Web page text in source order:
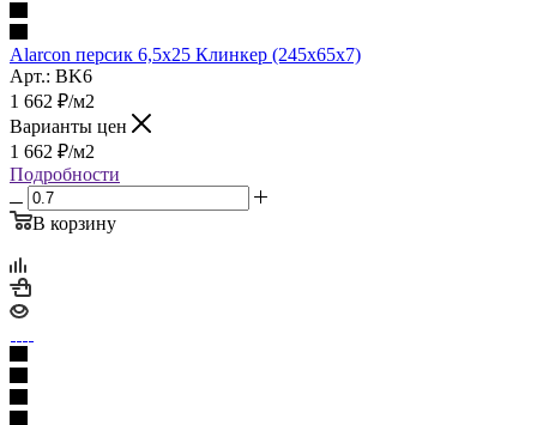
Alarcon персик 6,5х25 Клинкер (245x65x7)
Арт.: BK6
1 662 ₽/м2
Варианты цен
1 662 ₽/м2
Подробности
В корзину